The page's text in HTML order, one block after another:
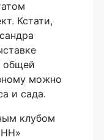
Кстати,
общей
можно
и сада.
клубом